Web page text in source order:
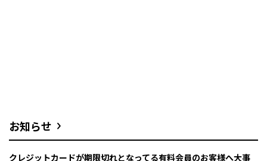
お知らせ
クレジットカードが期限切れとなってる有料会員のお客様へ大事